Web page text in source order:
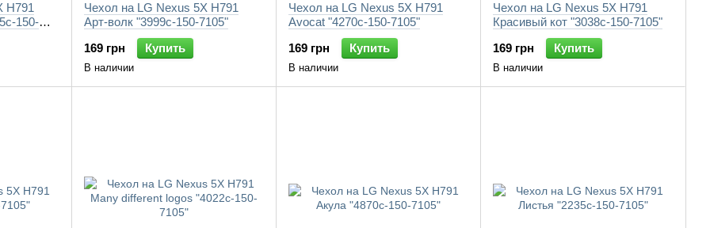
H791
150-
Чехол на LG Nexus 5X H791
Арт-волк "3999c-150-7105"
169 грн
Купить
В наличии
Чехол на LG Nexus 5X H791
Avocat "4270c-150-7105"
169 грн
Купить
В наличии
Чехол на LG Nexus 5X H791
Красивый кот "3038c-150-7105"
169 грн
Купить
В наличии